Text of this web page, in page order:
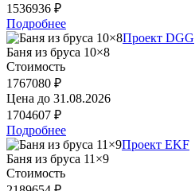
1536936 ₽
Подробнее
Проект DGG
Баня из бруса 10×8
Стоимость
1767080 ₽
Цена до 31.08.2026
1704607 ₽
Подробнее
Проект EKF
Баня из бруса 11×9
Стоимость